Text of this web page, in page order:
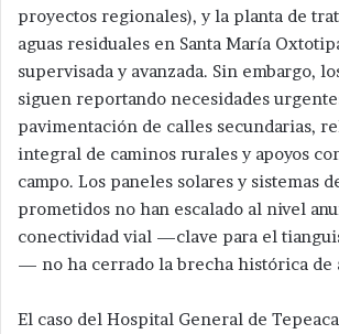
proyectos regionales), y la planta de
aguas residuales en Santa María
supervisada y avanzada. Sin embargo,
siguen reportando necesidades
pavimentación de calles secundarias,
integral de caminos rurales y apoyos
campo. Los paneles solares y sistemas
prometidos no han escalado al nivel
conectividad vial —clave para el
— no ha cerrado la brecha histórica de
El caso del Hospital General de